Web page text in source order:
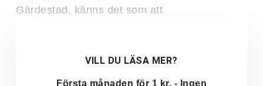
Gärdestad, känns det som att
VILL DU LÄSA MER?
Första månaden för 1 kr. - Ingen